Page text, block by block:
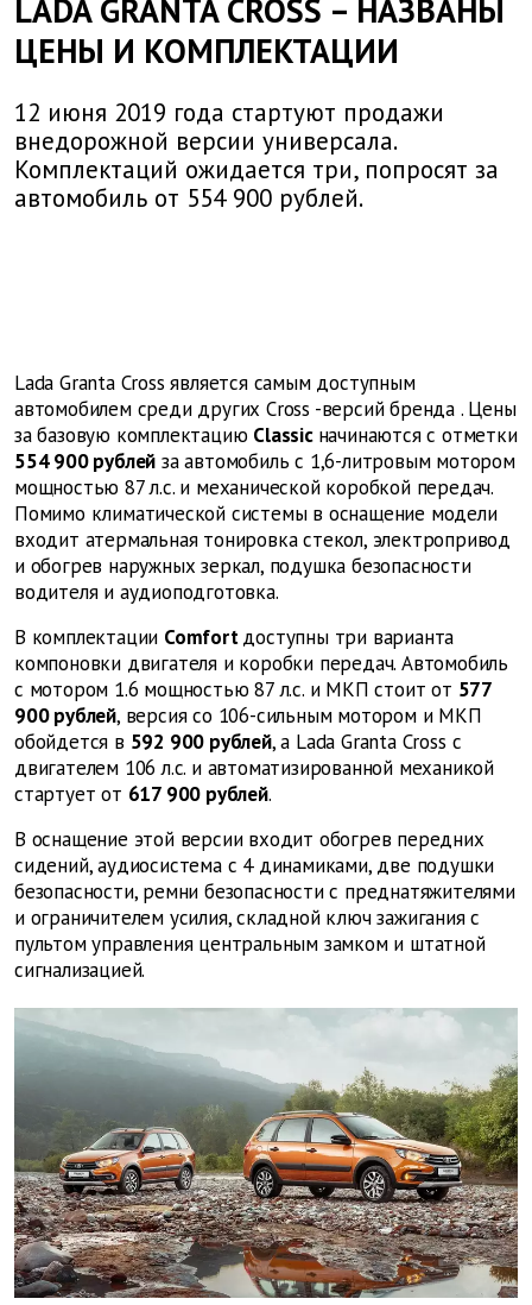
LADA GRANTA CROSS – НАЗВАНЫ
ЦЕНЫ И КОМПЛЕКТАЦИИ
12 июня 2019 года стартуют продажи
внедорожной версии универсала.
Комплектаций ожидается три, попросят за
автомобиль от 554 900 рублей.
Lada Granta Cross является самым доступным
автомобилем среди других Cross -версий бренда . Цены
за базовую комплектацию Classic начинаются с отметки
554 900 рублей за автомобиль с 1,6-литровым мотором
мощностью 87 л.с. и механической коробкой передач.
Помимо климатической системы в оснащение модели
входит атермальная тонировка стекол, электропривод
и обогрев наружных зеркал, подушка безопасности
водителя и аудиоподготовка.
В комплектации Comfortдоступны три варианта
компоновки двигателя и коробки передач. Автомобиль
с мотором 1.6 мощностью 87 л.с. и МКП стоит от 577
900 рублей, версия со 106-сильным мотором и МКП
обойдется в 592 900 рублей, а Lada Granta Cross с
двигателем 106 л.с. и автоматизированной механикой
стартует от 617 900 рублей.
В оснащение этой версии входит обогрев передних
сидений, аудиосистема с 4 динамиками, две подушки
безопасности, ремни безопасности с преднатяжителями
и ограничителем усилия, складной ключ зажигания с
пультом управления центральным замком и штатной
сигнализацией.